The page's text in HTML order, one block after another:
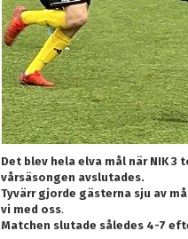
Det blev hela elva mål när NIK
vårsäsongen avslutades.
Tyvärr gjorde gästerna sju av
vi med oss.
Matchen slutade således 4-7